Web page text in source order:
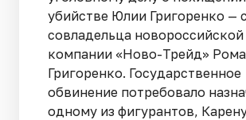
убийстве Юлии Григоренко —
совладельца новороссийской
компании «Ново-Трейд»
Григоренко. Государственное
обвинение потребовало
одному из фигурантов,